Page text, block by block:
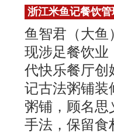
浙江米鱼记餐饮
鱼智君（大鱼
现涉足餐饮业
代快乐餐厅创
记古法粥铺装
粥铺，顾名思
手法，保留食